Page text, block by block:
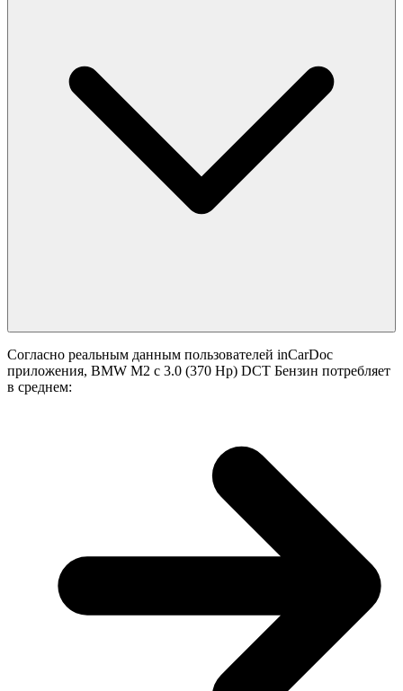
Согласно реальным данным пользователей inCarDoc
приложения, BMW M2 с 3.0 (370 Hp) DCT Бензин потребляет
в среднем: